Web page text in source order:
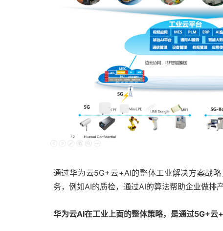
通过华为云5G+云+AI的整体工业解决方案战
务，例如AI的质检，通过AI的算法帮助企业做排
华为云AI在工业上面的整体策略，是通过5G+云